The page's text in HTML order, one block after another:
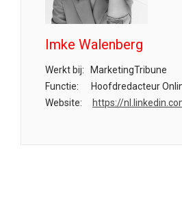
Imke Walenberg
Werkt bij:
MarketingTribune
Functie:
Hoofdredacteur
Website:
https://